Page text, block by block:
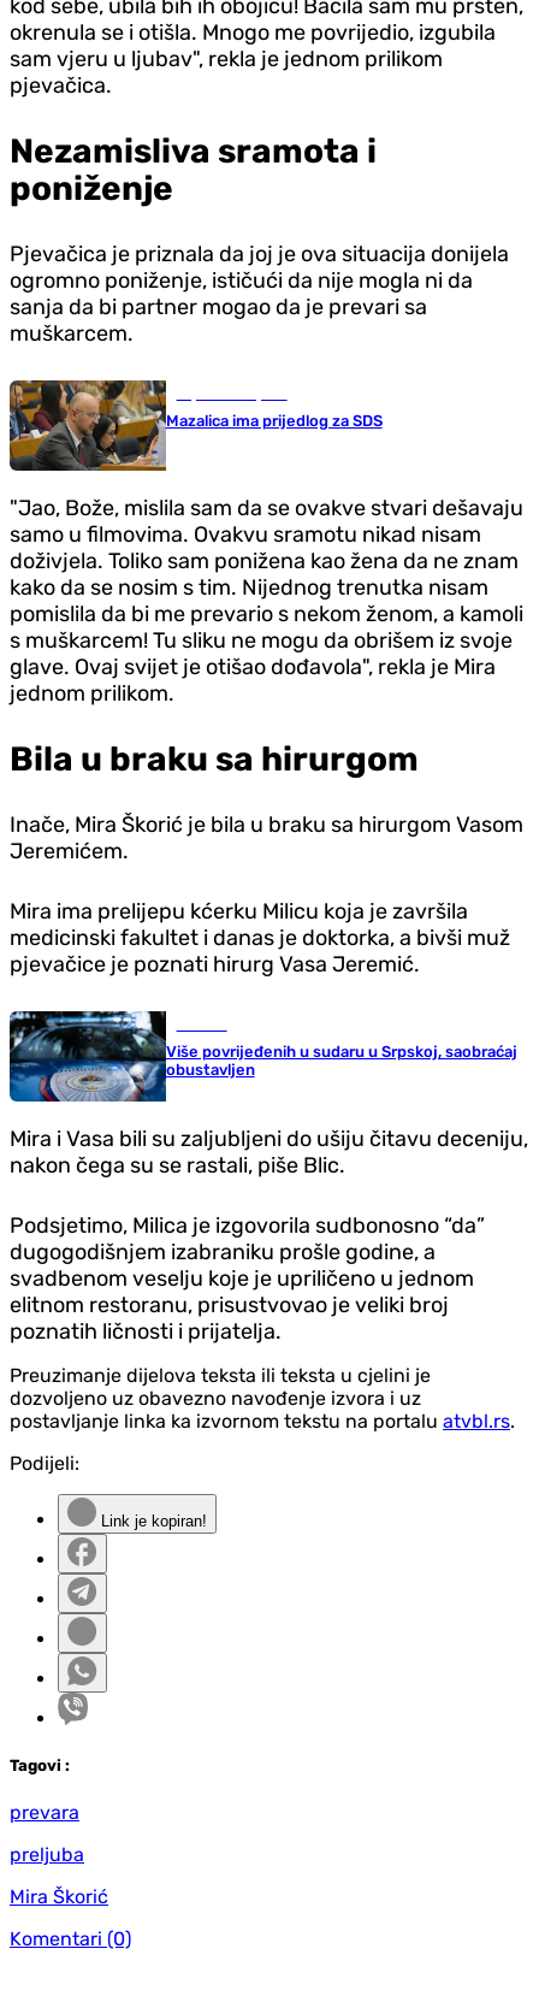
kod sebe, ubila bih ih obojicu! Bacila sam mu prsten,
okrenula se i otišla. Mnogo me povrijedio, izgubila
sam vjeru u ljubav", rekla je jednom prilikom
pjevačica.
Nezamisliva sramota i
poniženje
Pjevačica je priznala da joj je ova situacija donijela
ogromno poniženje, ističući da nije mogla ni da
sanja da bi partner mogao da je prevari sa
muškarcem.
Mazalica ima prijedlog za SDS
"Jao, Bože, mislila sam da se ovakve stvari dešavaju
samo u filmovima. Ovakvu sramotu nikad nisam
doživjela. Toliko sam ponižena kao žena da ne znam
kako da se nosim s tim. Nijednog trenutka nisam
pomislila da bi me prevario s nekom ženom, a kamoli
s muškarcem! Tu sliku ne mogu da obrišem iz svoje
glave. Ovaj svijet je otišao dođavola", rekla je Mira
jednom prilikom.
Bila u braku sa hirurgom
Inače, Mira Škorić je bila u braku sa hirurgom Vasom
Jeremićem.
Mira ima prelijepu kćerku Milicu koja je završila
medicinski fakultet i danas je doktorka, a bivši muž
pjevačice je poznati hirurg Vasa Jeremić.
Više povrijeđenih u sudaru u Srpskoj, saobraćaj
obustavljen
Mira i Vasa bili su zaljubljeni do ušiju čitavu deceniju,
nakon čega su se rastali, piše Blic.
Podsjetimo, Milica je izgovorila sudbonosno “da”
dugogodišnjem izabraniku prošle godine, a
svadbenom veselju koje je upriličeno u jednom
elitnom restoranu, prisustvovao je veliki broj
poznatih ličnosti i prijatelja.
Preuzimanje dijelova teksta ili teksta u cjelini je
dozvoljeno uz obavezno navođenje izvora i uz
postavljanje linka ka izvornom tekstu na portalu atvbl.rs.
Podijeli:
Link je kopiran!
Tagovi :
prevara
preljuba
Mira Škorić
Komentari (0)